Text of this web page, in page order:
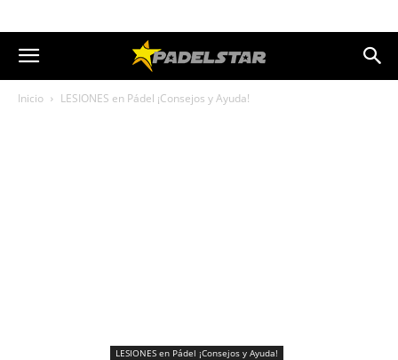
Inicio LESIONES en Pádel ¡Consejos y Ayuda!
LESIONES en Pádel ¡Consejos y Ayuda!